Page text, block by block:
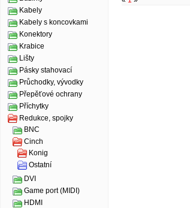
Kabely
Kabely s koncovkami
Konektory
Krabice
Lišty
Pásky stahovací
Průchodky, vývodky
Přepěťové ochrany
Příchytky
Redukce, spojky
BNC
Cinch
Konig
Ostatní
DVI
Game port (MIDI)
HDMI